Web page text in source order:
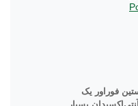
فوراور یک